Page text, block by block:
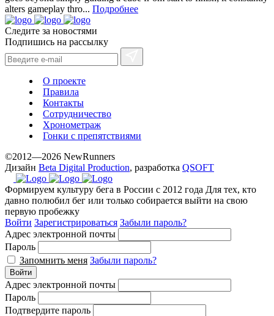
alters gameplay thro... Подробнее
Следите за новостями
Подпишись на рассылку
О проекте
Правила
Контакты
Сотрудничество
Хронометраж
Гонки с препятствиями
©2012—2026 NewRunners
Дизайн Beta Digital Production, разработка QSOFT
Формируем культуру бега в России с 2012 года Для тех, кто
давно полюбил бег или только собирается выйти на свою
первую пробежку
Войти Зарегистрироваться Забыли пароль?
Адрес электронной почты
Пароль
Запомнить меня Забыли пароль?
Войти
Адрес электронной почты
Пароль
Подтвердите пароль